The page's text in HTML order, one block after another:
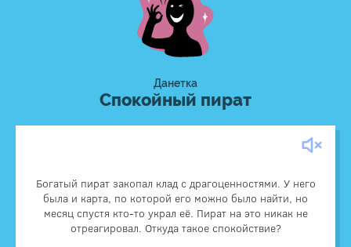
Данетка
Спокойный пират
Богатый пират закопал клад с драгоценностями. У него
была и карта, по которой его можно было найти, но
месяц спустя кто-то украл её. Пират на это никак не
отреагировал. Откуда такое спокойствие?
У пирата было несколько копий карты. Он специально
глубине, а оставшуюся часть — ближе к поверхности.
Люди, которые найдут первый клад на поверхности,
подумают, что это и были все сокровища. Вдобавок они
распространят слухи о том, что сокровища украдены и